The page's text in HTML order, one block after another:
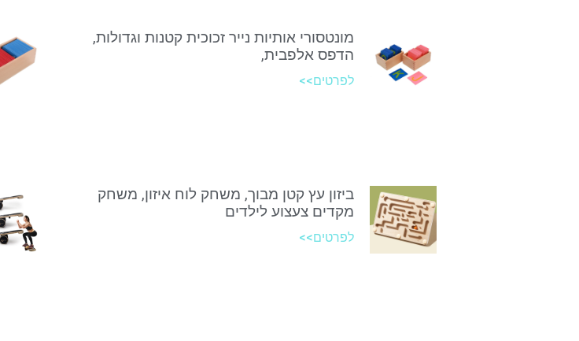
מונטסורי אותיות נייר זכוכית קטנות וגדולות,
הדפס אלפבית,
לפרטים>>
ביזון עץ קטן מבוך, משחק לוח איזון, משחק
מקדים צעצוע לילדים
לפרטים>>